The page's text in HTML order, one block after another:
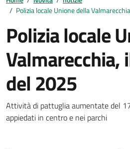
/ Polizia locale Unione della
Polizia locale
Valmarecchia,
del 2025
Dettagli della
Attività di pattuglia aumentate del
appiedati in centro e nei parchi